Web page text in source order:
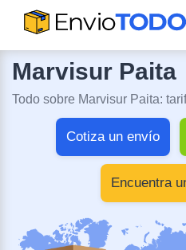
Marvisur Paita
Todo sobre Marvisur Paita:
Cotiza un envío
Encuentra